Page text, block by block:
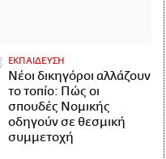
ΕΚΠΑΙΔΕΥΣΗ
Νέοι δικηγόροι αλλάζουν
το τοπίο: Πώς οι
σπουδές Νομικής
οδηγούν σε θεσμική
συμμετοχή